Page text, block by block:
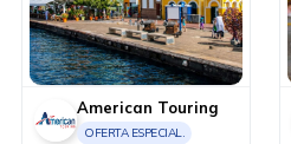
American Touring
OFERTA ESPECIAL.